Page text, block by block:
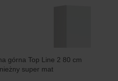
górna Top Line 2 80 cm
super mat